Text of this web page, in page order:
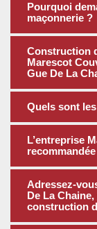
Pourquoi
maçonnerie ?
Construction
Marescot
Gue De La
Quels sont
L’entreprise
Adressez-
De La
construction